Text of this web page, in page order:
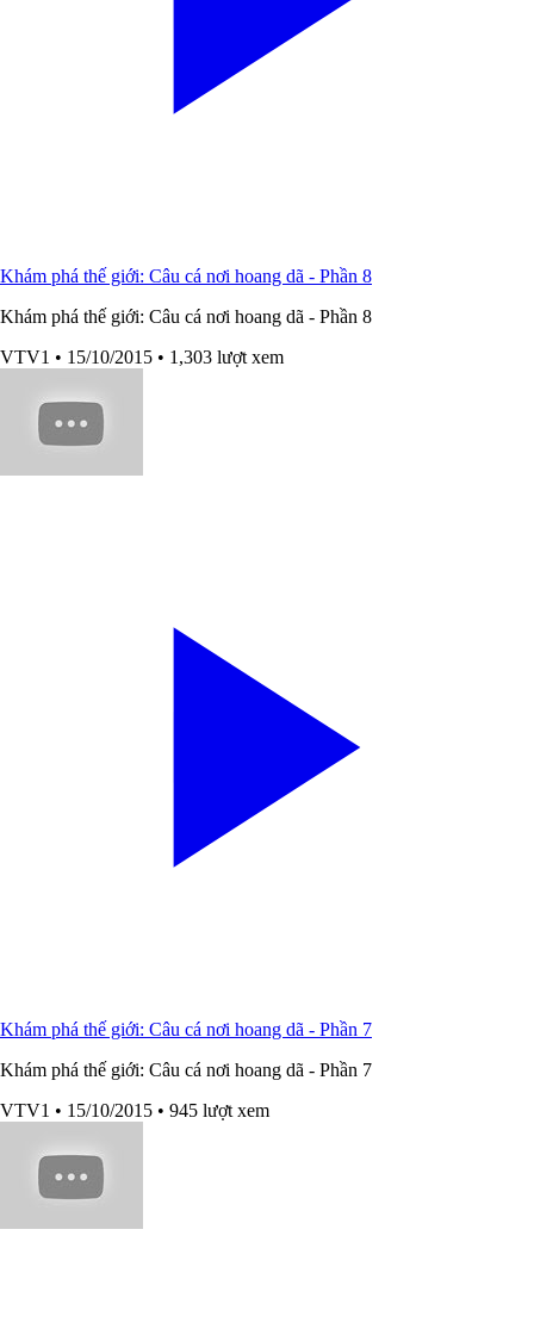
Khám phá thế giới: Câu cá nơi hoang dã - Phần 8
Khám phá thế giới: Câu cá nơi hoang dã - Phần 8
VTV1 • 15/10/2015 • 1,303 lượt xem
Khám phá thế giới: Câu cá nơi hoang dã - Phần 7
Khám phá thế giới: Câu cá nơi hoang dã - Phần 7
VTV1 • 15/10/2015 • 945 lượt xem